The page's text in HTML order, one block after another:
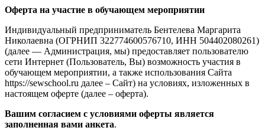
Оферта на участие в обучающем мероприятии
Индивидуальный предприниматель Бентелева Маргарита
Николаевна (ОГРНИП 322774600576710, ИНН 504402080261)
(далее — Администрация, мы) предоставляет пользователю
сети Интернет (Пользователь, Вы) возможность участия в
обучающем мероприятии, а также использования Сайта
https://sewschool.ru далее – Сайт) на условиях, изложенных в
настоящем оферте (далее – оферта).
Вашим согласием с условиями оферты является
заполненная вами анкета.